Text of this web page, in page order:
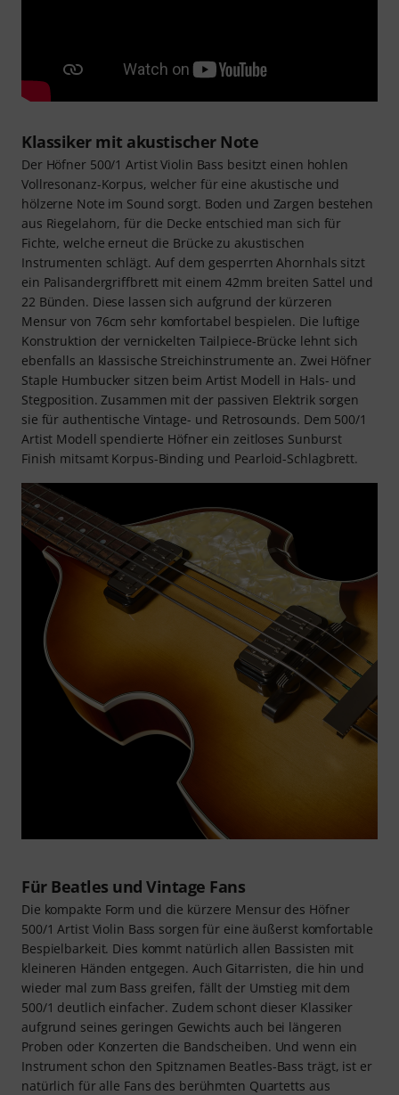
Klassiker mit akustischer Note
Der Höfner 500/1 Artist Violin Bass besitzt einen hohlen
Vollresonanz-Korpus, welcher für eine akustische und
hölzerne Note im Sound sorgt. Boden und Zargen bestehen
aus Riegelahorn, für die Decke entschied man sich für
Fichte, welche erneut die Brücke zu akustischen
Instrumenten schlägt. Auf dem gesperrten Ahornhals sitzt
ein Palisandergriffbrett mit einem 42mm breiten Sattel und
22 Bünden. Diese lassen sich aufgrund der kürzeren
Mensur von 76cm sehr komfortabel bespielen. Die luftige
Konstruktion der vernickelten Tailpiece-Brücke lehnt sich
ebenfalls an klassische Streichinstrumente an. Zwei Höfner
Staple Humbucker sitzen beim Artist Modell in Hals- und
Stegposition. Zusammen mit der passiven Elektrik sorgen
sie für authentische Vintage- und Retrosounds. Dem 500/1
Artist Modell spendierte Höfner ein zeitloses Sunburst
Finish mitsamt Korpus-Binding und Pearloid-Schlagbrett.
Für Beatles und Vintage Fans
Die kompakte Form und die kürzere Mensur des Höfner
500/1 Artist Violin Bass sorgen für eine äußerst komfortable
Bespielbarkeit. Dies kommt natürlich allen Bassisten mit
kleineren Händen entgegen. Auch Gitarristen, die hin und
wieder mal zum Bass greifen, fällt der Umstieg mit dem
500/1 deutlich einfacher. Zudem schont dieser Klassiker
aufgrund seines geringen Gewichts auch bei längeren
Proben oder Konzerten die Bandscheiben. Und wenn ein
Instrument schon den Spitznamen Beatles-Bass trägt, ist er
natürlich für alle Fans des berühmten Quartetts aus